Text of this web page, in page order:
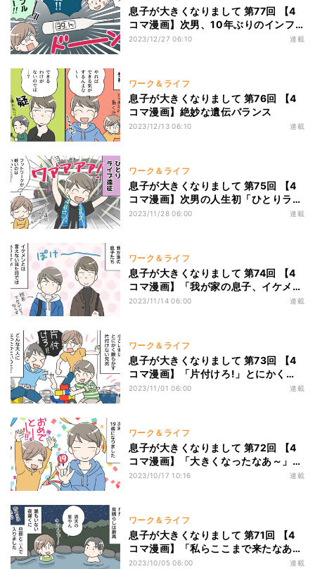
息子が大きくなりまして 第77回 【4
コマ漫画】次男、10年ぶりのインフ
ルになったけど…
2023/12/27 06:10 連載
ワーク＆ライフ
息子が大きくなりまして 第76回 【4
コマ漫画】絶妙な遺伝バランス
2023/12/13 06:10 連載
ワーク＆ライフ
息子が大きくなりまして 第75回 【4
コマ漫画】次男の人生初「ひとりライ
ブ遠征」!フットワークが軽いのは良
2023/11/28 06:00 連載
ワーク＆ライフ
息子が大きくなりまして 第74回 【4
コマ漫画】「我が家の息子、イケメン
とは言えない見た目だけど…」親フィ
2023/11/14 06:00 連載
ワーク＆ライフ
息子が大きくなりまして 第73回 【4
コマ漫画】「片付けろ!」とにかく散
らかす兄弟、どんな大人になったかと
2023/11/01 06:00 連載
ワーク＆ライフ
息子が大きくなりまして 第72回 【4
コマ漫画】「大きくなったなあ～」次
男が19歳に! スキンシップ最後の砦
2023/10/17 10:16 連載
ワーク＆ライフ
息子が大きくなりまして 第71回 【4
コマ漫画】「私らここまで来たなあ」
夫と二人露天風呂、子育てをしみじみ
2023/10/05 06:00 連載